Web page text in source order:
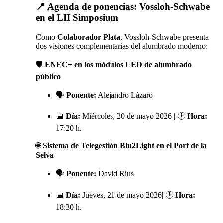
📍 Agenda de ponencias: Vossloh-Schwabe
en el LII Simposium
Como Colaborador Plata, Vossloh-Schwabe presenta
dos visiones complementarias del alumbrado moderno:
🛡️ ENEC+ en los módulos LED de alumbrado
público
🗣️ Ponente: Alejandro Lázaro
📅 Día: Miércoles, 20 de mayo 2026 | 🕒 Hora:
17:20 h.
🌐Sistema de Telegestión Blu2Light en el Port de la
Selva
🗣️ Ponente: David Rius
📅 Día: Jueves, 21 de mayo 2026| 🕒 Hora:
18:30 h.